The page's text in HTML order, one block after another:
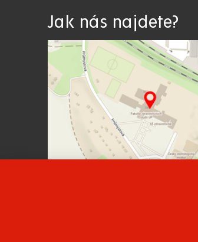
Jak nás najdete?